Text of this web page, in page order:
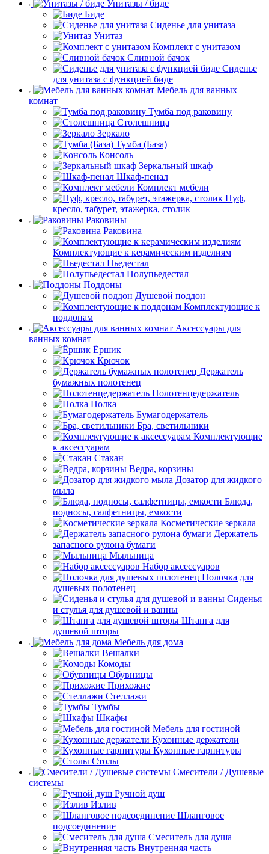
Унитазы / биде
Биде
Сиденье для унитаза
Унитаз
Комплект с унитазом
Сливной бачок
Сиденье
для унитаза с функцией биде
Мебель для ванных
комнат
Тумба под раковину
Столешница
Зеркало
Тумба (База)
Консоль
Зеркальный шкаф
Шкаф-пенал
Комплект мебели
Пуф,
кресло, табурет, этажерка, столик
Раковины
Раковина
Комплектующие к керамическим изделиям
Пьедестал
Полупьедестал
Поддоны
Душевой поддон
Комплектующие к
поддонам
Аксессуары для
ванных комнат
Ёршик
Крючок
Держатель
бумажных полотенец
Полотенцедержатель
Полка
Бумагодержатель
Бра, светильники
Комплектующие
к аксессуарам
Стакан
Ведра, корзины
Дозатор для жидкого
мыла
Блюда,
подносы, салфетницы, емкости
Косметические зеркала
Держатель
запасного рулона бумаги
Мыльница
Набор аксессуаров
Полочка для
душевых полотенец
Сиденья
и стулья для душевой и ванны
Штанга для
душевой шторы
Мебель для дома
Вешалки
Комоды
Обувницы
Прихожие
Стеллажи
Тумбы
Шкафы
Мебель для гостиной
Кухонные держатели
Кухонные гарнитуры
Столы
Смесители / Душевые
системы
Ручной душ
Излив
Шланговое
подсоединение
Смеситель для душа
Внутренняя часть